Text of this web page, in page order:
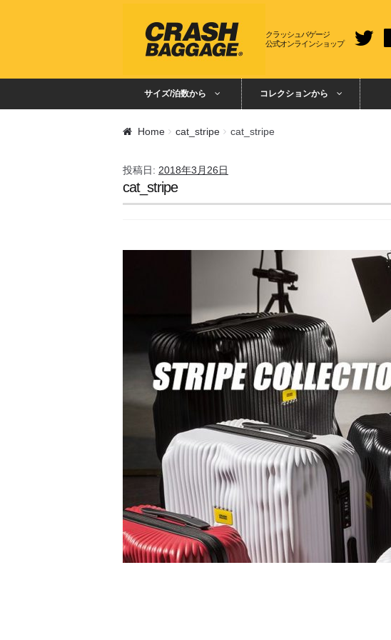
クラッシュバゲージ
公式オンラインショップ
サイズ/泊数から コレクションから
Home cat_stripe cat_stripe
投稿日: 2018年3月26日
cat_stripe